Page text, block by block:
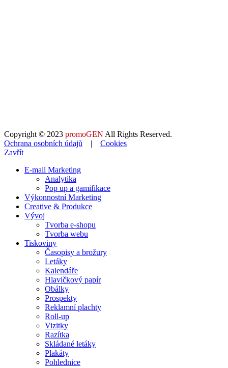
Copyright © 2023 promoGEN All Rights Reserved.
Ochrana osobních údajů | Cookies
Zavřít
E-mail Marketing
Analytika
Pop up a gamifikace
Výkonnostní Marketing
Creative & Produkce
Vývoj
Tvorba e-shopu
Tvorba webu
Tiskoviny
Časopisy a brožury
Letáky
Kalendáře
Hlavičkový papír
Obálky
Prospekty
Reklamní plachty
Roll-up
Vizitky
Razítka
Skládané letáky
Plakáty
Pohlednice